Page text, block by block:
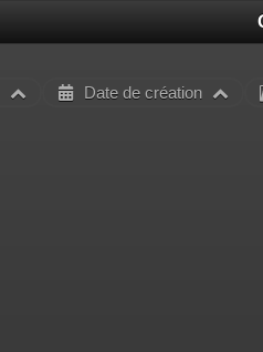
Date de création